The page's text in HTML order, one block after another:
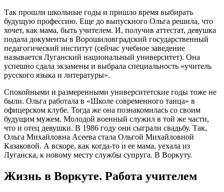
Так прошли школьные годы и пришло время выбирать
будущую профессию. Еще до выпускного Ольга решила, что
хочет, как мама, быть учителем. И, получив аттестат, девушка
подала документы в Ворошиловградский государственный
педагогический институт (сейчас учебное заведение
называется Луганский национальный университет). Она
успешно сдала экзамены и выбрала специальность «учитель
русского языка и литературы».
Спокойными и размеренными университетские годы тоже не
были. Ольга работала в «Школе современного танца» в
офицерском клубе. Тогда же она познакомилась со своим
будущим мужем. Молодой военный служил в той же части,
что и отец девушки. В 1986 году они сыграли свадьбу. Так,
Ольга Михайловна Асеева стала Ольгой Михайловной
Казаковой. А вскоре, как когда-то и ее мама, уехала из
Луганска, к новому месту службы супруга. В Воркуту.
Жизнь в Воркуте. Работа учителем